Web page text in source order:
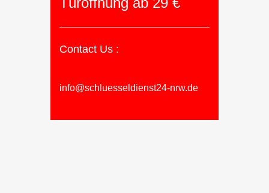
Contact Us :
info@schluesseldienst24-nrw.de